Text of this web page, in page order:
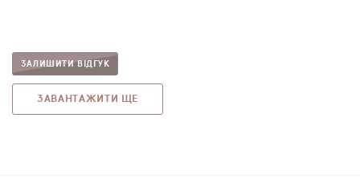
ЗАЛИШИТИ ВІДГУК
ЗАВАНТАЖИТИ ЩЕ